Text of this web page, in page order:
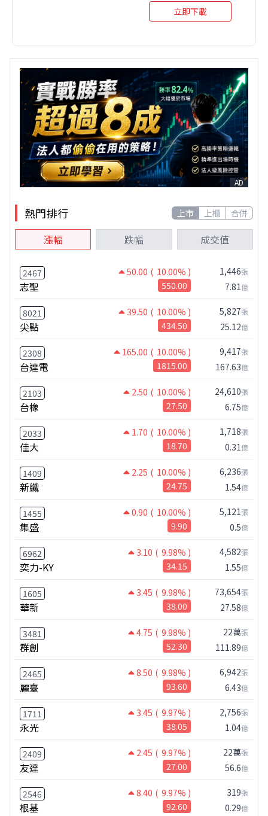
立即下載
AD
熱門排行 上市 上櫃 合併
漲幅 跌幅 成交值
2467 50.00 ( 10.00% )
志聖 550.00
1,446張
7.81億
8021 39.50 ( 10.00% )
尖點 434.50
5,827張
25.12億
2308 165.00 ( 10.00% )
台達電 1815.00
9,417張
167.63億
2103 2.50 ( 10.00% )
台橡 27.50
24,610張
6.75億
2033 1.70 ( 10.00% )
佳大 18.70
1,718張
0.31億
1409 2.25 ( 10.00% )
新纖 24.75
6,236張
1.54億
1455 0.90 ( 10.00% )
集盛 9.90
5,121張
0.5億
6962 3.10 ( 9.98% )
奕力-KY 34.15
4,582張
1.55億
1605 3.45 ( 9.98% )
華新 38.00
73,654張
27.58億
3481 4.75 ( 9.98% )
群創 52.30
22萬張
111.89億
2465 8.50 ( 9.98% )
麗臺 93.60
6,942張
6.43億
1711 3.45 ( 9.97% )
永光 38.05
2,756張
1.04億
2409 2.45 ( 9.97% )
友達 27.00
22萬張
56.6億
2546 8.40 ( 9.97% )
根基 92.60
319張
0.29億